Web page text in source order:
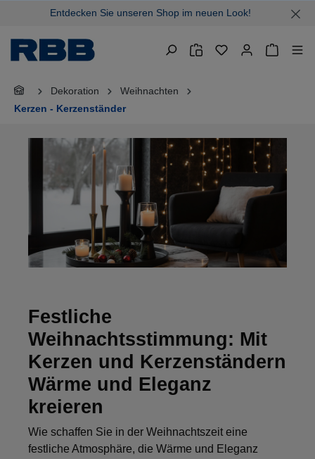
springenEntdecken Sie unseren Shop im neuen Look!
Dekoration
Weihnachten
Kerzen - Kerzenständer
Festliche
Weihnachtsstimmung: Mit
Kerzen und Kerzenständern
Wärme und Eleganz
kreieren
Wie schaffen Sie in der Weihnachtszeit eine
festliche Atmosphäre, die Wärme und Eleganz